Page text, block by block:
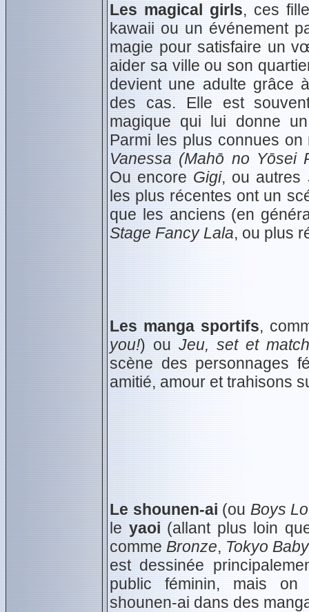
Les magical girls, ces
kawaii ou un événement
magie pour satisfaire un
aider sa ville ou son
devient une adulte grâce
des cas. Elle est
magique qui lui donne
Parmi les plus connues
Vanessa (Mahō no Yōsei
Ou encore Gigi, ou autres
les plus récentes ont un
que les anciens (en
Stage Fancy Lala, ou plus
Les manga sportifs,
you!) ouJeu, set et
scène des personnages
amitié, amour et trahisons
Le shounen-ai (ou Boys
le yaoi (allant plus loin
comme Bronze, Tokyo
est dessinée
public féminin, mais on
shounen-ai dans des